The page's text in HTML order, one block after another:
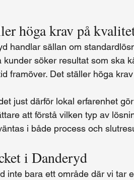
höga krav på
handlar sällan om
kunder söker resultat som ska
framöver. Det ställer höga
just därför lokal erfarenhet
att förstå vilken typ av
i både process och
i Danderyd
inte bara ett område där vi tar